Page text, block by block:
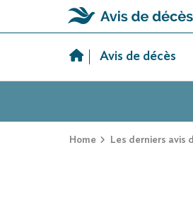
Avis de décès
Home Les derniers avis